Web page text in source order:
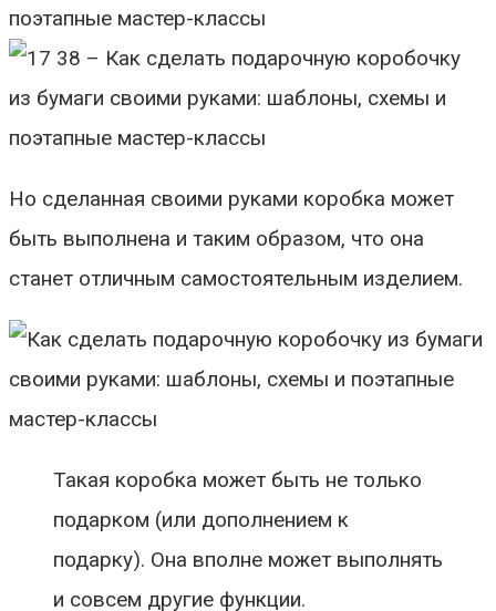
Но сделанная своими руками коробка может
быть выполнена и таким образом, что она
станет отличным самостоятельным изделием.
Такая коробка может быть не только
подарком (или дополнением к
подарку). Она вполне может выполнять
и совсем другие функции.